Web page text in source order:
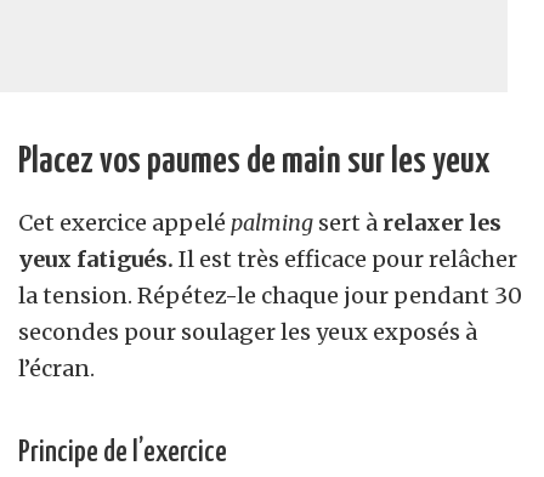
Placez vos paumes de main sur les yeux
Cet exercice appelé palming sert à relaxer les
yeux fatigués. Il est très efficace pour relâcher
la tension. Répétez-le chaque jour pendant 30
secondes pour soulager les yeux exposés à
l’écran.
Principe de l’exercice